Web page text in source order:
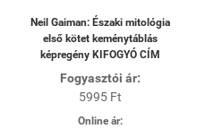
Neil Gaiman: Északi mitológia
első kötet keménytáblás
képregény KIFOGYÓ CÍM
Fogyasztói ár:
5995 Ft
Online ár: